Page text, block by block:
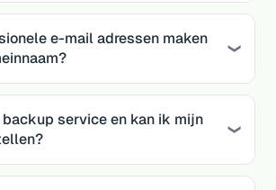
e-mail adressen maken
service en kan ik mijn